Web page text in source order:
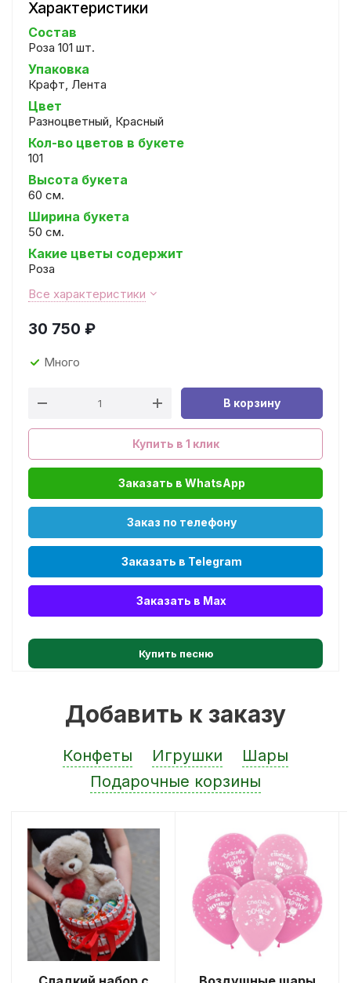
Характеристики
Состав
Роза 101 шт.
Упаковка
Крафт, Лента
Цвет
Разноцветный, Красный
Кол-во цветов в букете
101
Высота букета
60 см.
Ширина букета
50 см.
Какие цветы содержит
Роза
Все характеристики
30 750 ₽
Много
В корзину
Купить в 1 клик
Заказать в WhatsApp
Заказ по телефону
Заказать в Telegram
Заказать в Max
Купить песню
Добавить к заказу
Конфеты Игрушки
Шары
Подарочные корзины